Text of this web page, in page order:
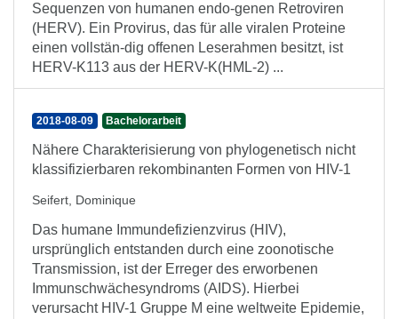
Sequenzen von humanen endo-genen Retroviren
(HERV). Ein Provirus, das für alle viralen Proteine
einen vollstän-dig offenen Leserahmen besitzt, ist
HERV-K113 aus der HERV-K(HML-2) ...
2018-08-09 Bachelorarbeit
Nähere Charakterisierung von phylogenetisch nicht
klassifizierbaren rekombinanten Formen von HIV-1
Seifert, Dominique
Das humane Immundefizienzvirus (HIV),
ursprünglich entstanden durch eine zoonotische
Transmission, ist der Erreger des erworbenen
Immunschwächesyndroms (AIDS). Hierbei
verursacht HIV-1 Gruppe M eine weltweite Epidemie,